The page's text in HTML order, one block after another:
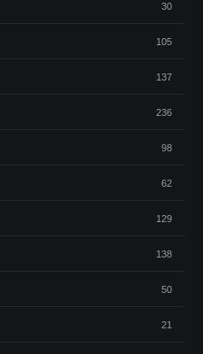
30
105
137
236
98
62
129
138
50
21